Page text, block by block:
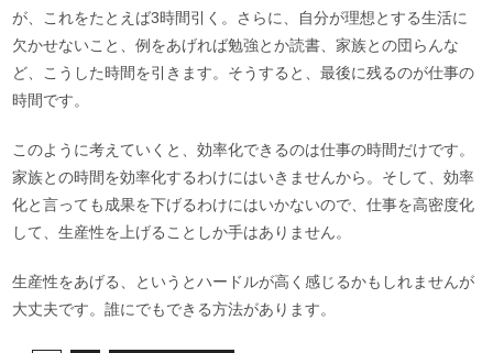
が、これをたとえば3時間引く。さらに、自分が理想とする生活に
欠かせないこと、例をあげれば勉強とか読書、家族との団らんな
ど、こうした時間を引きます。そうすると、最後に残るのが仕事の
時間です。
このように考えていくと、効率化できるのは仕事の時間だけです。
家族との時間を効率化するわけにはいきませんから。そして、効率
化と言っても成果を下げるわけにはいかないので、仕事を高密度化
して、生産性を上げることしか手はありません。
生産性をあげる、というとハードルが高く感じるかもしれませんが
大丈夫です。誰にでもできる方法があります。